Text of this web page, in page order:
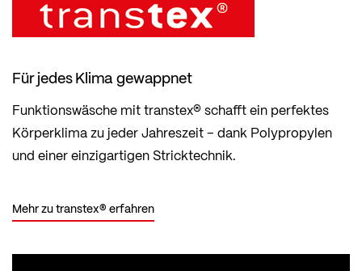
Für jedes Klima gewappnet
Funktionswäsche mit transtex® schafft ein perfektes
Körperklima zu jeder Jahreszeit – dank Polypropylen
und einer einzigartigen Stricktechnik.
Mehr zu transtex® erfahren